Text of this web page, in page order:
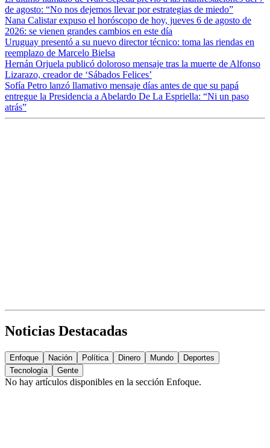
de agosto: “No nos dejemos llevar por estrategias de miedo”
Nana Calistar expuso el horóscopo de hoy, jueves 6 de agosto de
2026: se vienen grandes cambios en este día
Uruguay presentó a su nuevo director técnico: toma las riendas en
reemplazo de Marcelo Bielsa
Hernán Orjuela publicó doloroso mensaje tras la muerte de Alfonso
Lizarazo, creador de ‘Sábados Felices’
Sofía Petro lanzó llamativo mensaje días antes de que su papá
entregue la Presidencia a Abelardo De La Espriella: “Ni un paso
atrás”
Noticias Destacadas
Enfoque Nación Política Dinero Mundo
Deportes
Tecnología
Gente
No hay artículos disponibles en la sección Enfoque.